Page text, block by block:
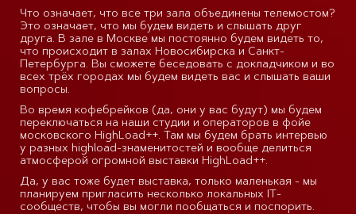
Что означает, что все три зала объединены телемостом?
Это означает, что мы будем видеть и слышать друг
друга. В зале в Москве мы постоянно будем видеть то,
что происходит в залах Новосибирска и Санкт-
Петербурга. Вы сможете беседовать с докладчиком и во
всех трёх городах мы будем видеть вас и слышать ваши
вопросы.
Во время кофебрейков (да, они у вас будут) мы будем
переключаться на наши студии и операторов в фойе
московского HighLoad++. Там мы будем брать интервью
у разных highload-знаменитостей и вообще делиться
атмосферой огромной выставки HighLoad++.
Да, у вас тоже будет выставка, только маленькая - мы
планируем пригласить несколько локальных IT-
сообществ, чтобы вы могли пообщаться и поспорить.